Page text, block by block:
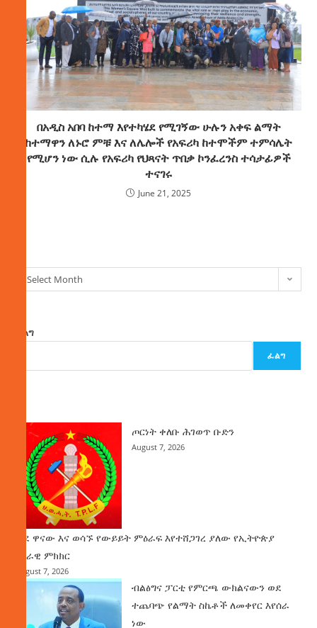
በአዲስ አበባ ከተማ እየተካሄደ የሚገኝው ሁሉን አቀፍ ልማት
ከተማዋን ለኑሮ ምቹ እና ለሌሎች የአፍሪካ ከተሞችም ተምሳሌት
የሚሆን ነው ሲሉ የአፍሪካ የህጻናት ጥበቃ ኮንፈረንስ ተሳታፊዎች
ተናገሩ
June 21, 2025
Select Month
ፈልግ
ፈልግ
ጦርነት ቀለቡ ሕገወጥ ቡድን
August 7, 2026
ወደ ዋናው እና ወሳኙ የውይይት ምዕራፍ እየተሸጋገረ ያለው የኢትዮጵያ
ሀገራዊ ምክክር
August 7, 2026
ብልፅግና ፓርቲ የምርጫ ውክልናውን ወደ
ተጨባጭ የልማት ስኬቶች ለመቀየር እየሰራ
ነው